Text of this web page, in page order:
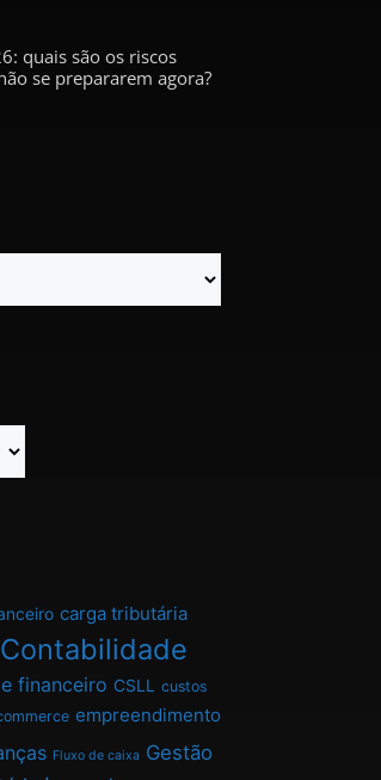
quais são os riscos
se prepararem agora?
carga tributária
Contabilidade
financeiro CSLL custos
empreendimento
Fluxo de caixa Gestão